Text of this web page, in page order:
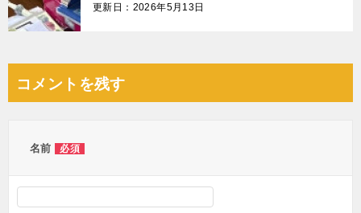
更新日：2026年5月13日
コメントを残す
名前 必須